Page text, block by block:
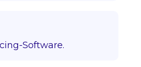
Software.